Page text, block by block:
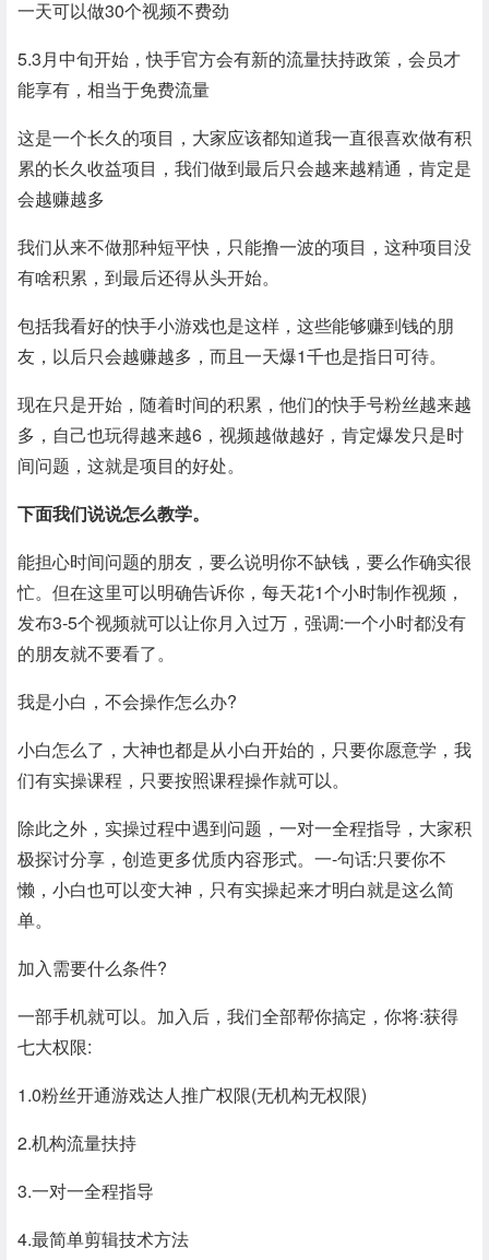
一天可以做30个视频不费劲
5.3月中旬开始，快手官方会有新的流量扶持政策，会员才
能享有，相当于免费流量
这是一个长久的项目，大家应该都知道我一直很喜欢做有积
累的长久收益项目，我们做到最后只会越来越精通，肯定是
会越赚越多
我们从来不做那种短平快，只能撸一波的项目，这种项目没
有啥积累，到最后还得从头开始。
包括我看好的快手小游戏也是这样，这些能够赚到钱的朋
友，以后只会越赚越多，而且一天爆1千也是指日可待。
现在只是开始，随着时间的积累，他们的快手号粉丝越来越
多，自己也玩得越来越6，视频越做越好，肯定爆发只是时
间问题，这就是项目的好处。
下面我们说说怎么教学。
能担心时间问题的朋友，要么说明你不缺钱，要么作确实很
忙。但在这里可以明确告诉你，每天花1个小时制作视频，
发布3-5个视频就可以让你月入过万，强调:一个小时都没有
的朋友就不要看了。
我是小白，不会操作怎么办?
小白怎么了，大神也都是从小白开始的，只要你愿意学，我
们有实操课程，只要按照课程操作就可以。
除此之外，实操过程中遇到问题，一对一全程指导，大家积
极探讨分享，创造更多优质内容形式。一-句话:只要你不
懒，小白也可以变大神，只有实操起来才明白就是这么简
单。
加入需要什么条件?
一部手机就可以。加入后，我们全部帮你搞定，你将:获得
七大权限:
1.0粉丝开通游戏达人推广权限(无机构无权限)
2.机构流量扶持
3.一对一全程指导
4.最简单剪辑技术方法